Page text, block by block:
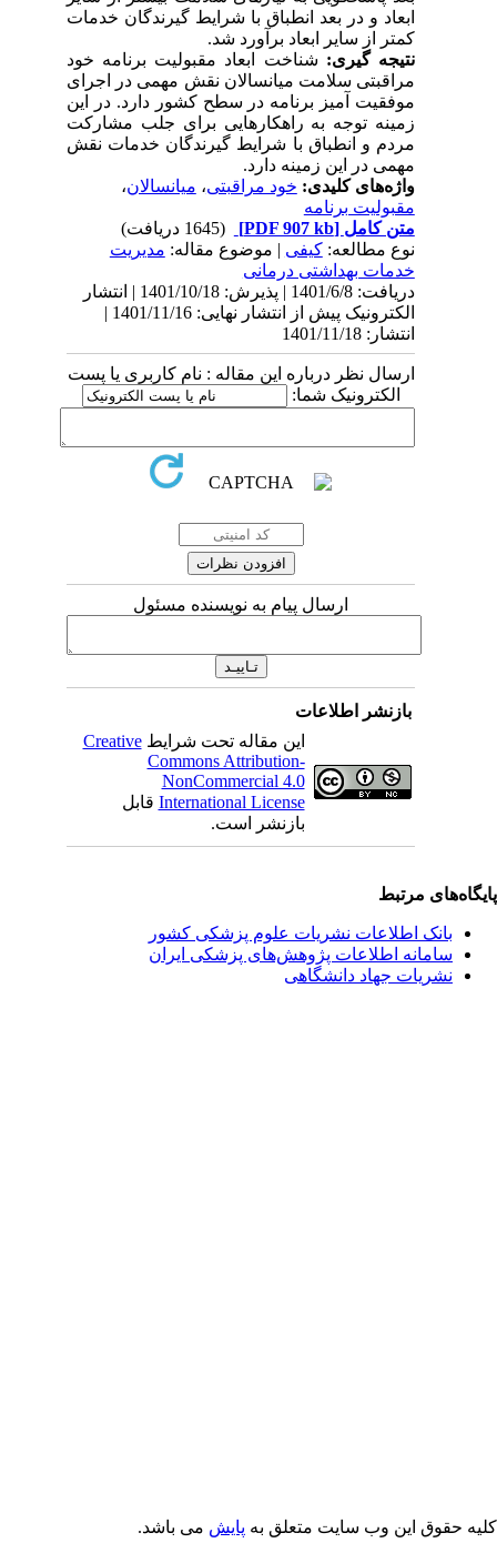
ابعاد و در بعد انطباق با شرایط گیرندگان خدمات
کمتر از سایر ابعاد برآورد شد.
نتیجه گیری:شناخت ابعاد مقبولیت برنامه خود
مراقبتی سلامت میانسالان نقش مهمی در اجرای
موفقیت آمیز برنامه در سطح کشور دارد. در این
زمینه توجه به راهکارهایی برای جلب مشارکت
مردم و انطباق با شرایط گیرندگان خدمات نقش
مهمی در این زمینه دارد.
واژه‌های کلیدی:خود مراقبتی،میانسالان،
مقبولیت برنامه
متن کامل[PDF 907 kb]
نوع مطالعه:کیفی| موضوع مقاله:مدیریت
خدمات بهداشتی درمانی
دریافت: 1401/6/8 | پذیرش: 1401/10/18 | انتشار
الکترونیک پیش از انتشار نهایی: 1401/11/16 |
انتشار: 1401/11/18
ارسال نظر درباره این مقاله : نام کاربری یا پست
الکترونیک شما:
ارسال پیام به نویسنده مسئول
بازنشر اطلاعات
این مقاله تحت شرایطCreative
Commons Attribution-
NonCommercial 4.0
International Licenseقابل
بازنشر است.
مرتبط
بانک اطلاعات نشریات علوم پزشکی کشور
سامانه اطلاعات پژوهش‌های پزشکی ایران
نشریات جهاد دانشگاهی
حقوق این وب سایت متعلق بهپایشمی باشد.